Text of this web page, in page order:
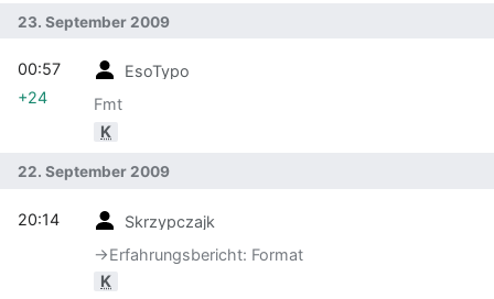
23. September 2009
EsoTypo
Fmt
K
00:57
+24
22. September 2009
Skrzypczajk
→‎Erfahrungsbericht: Format
K
20:14